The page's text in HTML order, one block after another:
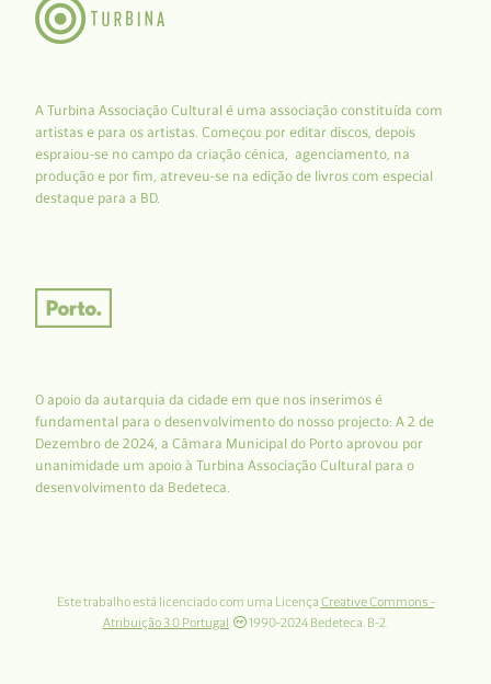
A Turbina Associação Cultural é uma associação constituída com
artistas e para os artistas. Começou por editar discos, depois
espraiou-se no campo da criação cénica, agenciamento, na
produção e por fim, atreveu-se na edição de livros com especial
destaque para a BD.
O apoio da autarquia da cidade em que nos inserimos é
fundamental para o desenvolvimento do nosso projecto: A 2 de
Dezembro de 2024, a Câmara Municipal do Porto aprovou por
unanimidade um apoio à Turbina Associação Cultural para o
desenvolvimento da Bedeteca.
Este trabalho está licenciado com uma Licença Creative Commons -
Atribuição 3.0 Portugal
1990-2024 Bedeteca. B-2.